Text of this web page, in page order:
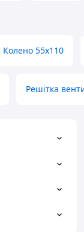
Колено 55х110
Решітка